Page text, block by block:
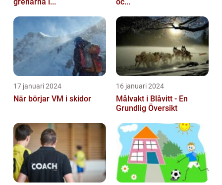
17 januari 2024
När börjar VM i skidor
16 januari 2024
Målvakt i Blåvitt - En
Grundlig Översikt